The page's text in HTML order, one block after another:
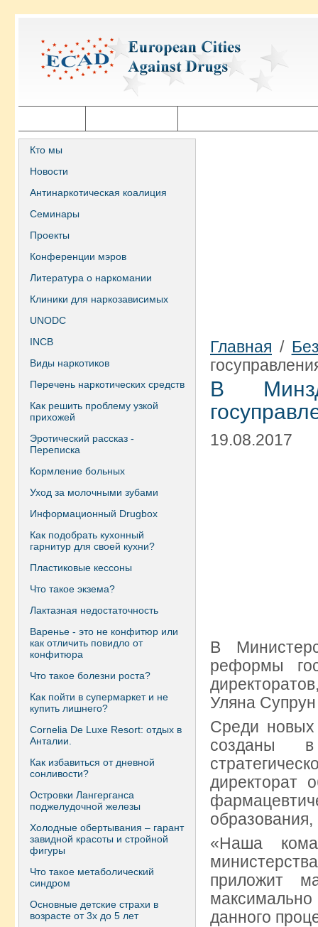
Кто мы
Новости
Антинаркотическая коалиция
Семинары
Проекты
Конференции мэров
Литература о наркомании
Клиники для наркозависимых
UNODC
INCB
Виды наркотиков
Перечень наркотических средств
Как решить проблему узкой
прихожей
Эротический рассказ -
Переписка
Кормление больных
Уход за молочными зубами
Информационный Drugbox
Как подобрать кухонный
гарнитур для своей кухни?
Пластиковые кессоны
Что такое экзема?
Лактазная недостаточность
Варенье - это не конфитюр или
как отличить повидло от
конфитюра
Что такое болезни роста?
Как пойти в супермаркет и не
купить лишнего?
Сornelia De Luxe Resort: отдых в
Анталии.
Как избавиться от дневной
сонливости?
Островки Лангерганса
поджелудочной железы
Холодные обертывания – гарант
завидной красоты и стройной
фигуры
Что такое метаболический
синдром
Основные детские страхи в
возрасте от 3х до 5 лет
Главная /
В
19.08.2017
В
реформы
Уляна
Среди новых
созданы в
директорат
образования,
«Наша
приложит
данного